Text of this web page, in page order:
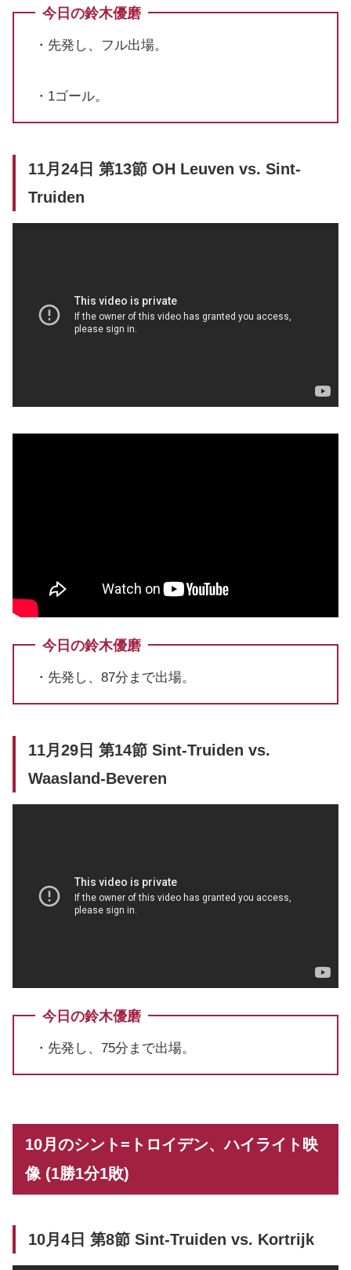
今日の鈴木優磨
・先発し、フル出場。
・1ゴール。
11月24日 第13節 OH Leuven vs. Sint-
Truiden
今日の鈴木優磨
・先発し、87分まで出場。
11月29日 第14節 Sint-Truiden vs.
Waasland-Beveren
今日の鈴木優磨
・先発し、75分まで出場。
10月のシント=トロイデン、ハイライト映
像 (1勝1分1敗)
10月4日 第8節 Sint-Truiden vs. Kortrijk